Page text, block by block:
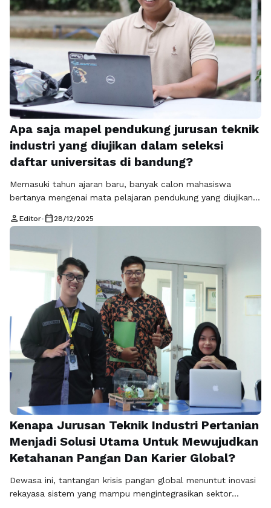
Apa saja mapel pendukung jurusan teknik
industri yang diujikan dalam seleksi
daftar universitas di bandung?
Memasuki tahun ajaran baru, banyak calon mahasiswa
bertanya mengenai mata pelajaran pendukung yang diujikan
Ma'soem University hadir memberikan informasi komprehensif
industri modern saat ini. Urgensi topik ini terletak pada
persiapan dini agar Anda mampu bersaing memperebutkan
kursi di jurusan …Baca Selengkapnya
person Editor• calendar_today 28/12/2025
Kenapa Jurusan Teknik Industri Pertanian
Menjadi Solusi Utama Untuk Mewujudkan
Ketahanan Pangan Dan Karier Global?
Dewasa ini, tantangan krisis pangan global menuntut inovasi
rekayasa sistem yang mampu mengintegrasikan sektor